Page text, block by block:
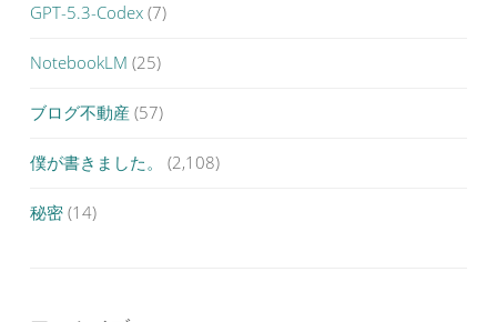
GPT-5.3-Codex (7)
NotebookLM (25)
ブログ不動産 (57)
僕が書きました。 (2,108)
秘密 (14)